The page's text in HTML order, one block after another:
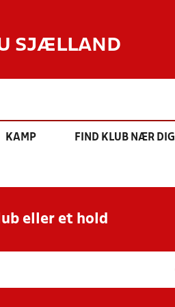
SJÆLLAND
KAMP FIND KLUB NÆR DIG
eller et hold